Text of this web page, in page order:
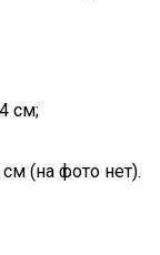
см;
(на фото нет).